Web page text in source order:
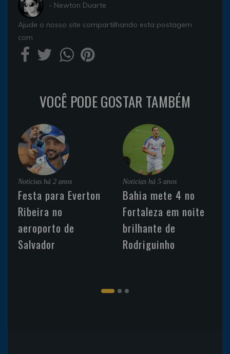
- Newton Duarte
Ajude o nosso site compartilhando esta postagem
com
VOCÊ PODE GOSTAR TAMBÉM
Noticias há 2 anos
Festa para Everton
Ribeira no
aeroporto de
Salvador
Noticias há 5 anos
Bahia mete 4 no
Fortaleza em noite
brilhante de
Rodriguinho